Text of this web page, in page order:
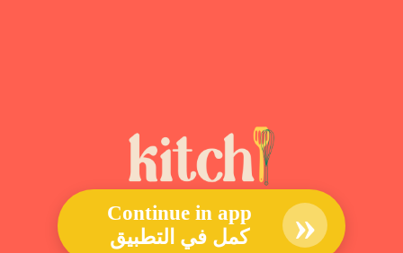
Continue in app
كمل في التطبيق
»